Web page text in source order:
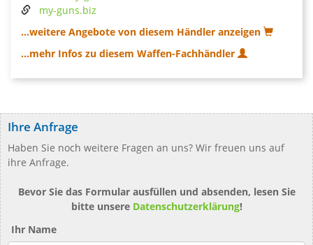
my-guns.biz
...weitere Angebote von diesem Händler anzeigen
...mehr Infos zu diesem Waffen-Fachhändler
Ihre Anfrage
Haben Sie noch weitere Fragen an uns? Wir freuen uns auf
ihre Anfrage.
Bevor Sie das Formular ausfüllen und absenden, lesen Sie
bitte unsere Datenschutzerklärung!
Ihr Name